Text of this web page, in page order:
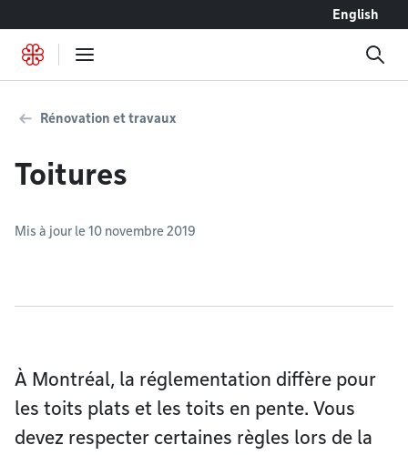
English
Rénovation et travaux
Toitures
Mis à jour le 10 novembre 2019
À Montréal, la réglementation diffère pour
les toits plats et les toits en pente. Vous
devez respecter certaines règles lors de la